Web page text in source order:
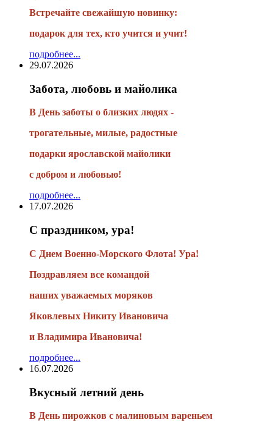
Встречайте свежайшую новинку:
подарок для тех, кто учится и учит!
подробнее...
29.07.2026
Забота, любовь и майолика
В День заботы о близких людях -
трогательные, милые, радостные
подарки ярославской майолики
с добром и любовью!
подробнее...
17.07.2026
С праздником, ура!
С Днем Военно-Морского Флота! Ура!
Поздравляем все командой
наших уважаемых моряков
Яковлевых Никиту Ивановича
и Владимира Ивановича!
подробнее...
16.07.2026
Вкусный летний день
В День пирожков с малиновым вареньем